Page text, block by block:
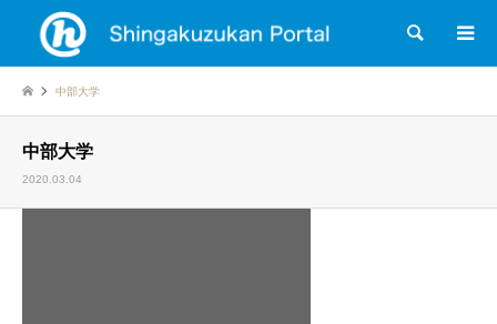
検索
中部大学
中部大学
2020.03.04